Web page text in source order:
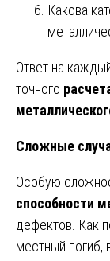
Какова
Ответ на
точного
Сложные
Особую
способности
дефектов. Как
местный погиб,